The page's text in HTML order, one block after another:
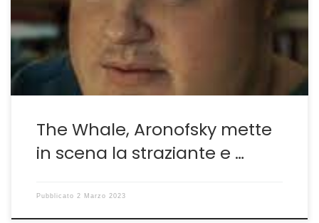
può entrare. Charlie è abnorme, pesa quasi 300kg. La
sua casa in realtà è normalissima ma il regista Darren
Aronofsky e il fido direttore della […]
The Whale, Aronofsky mette
in scena la straziante e …
Pubblicato 2 Marzo 2023